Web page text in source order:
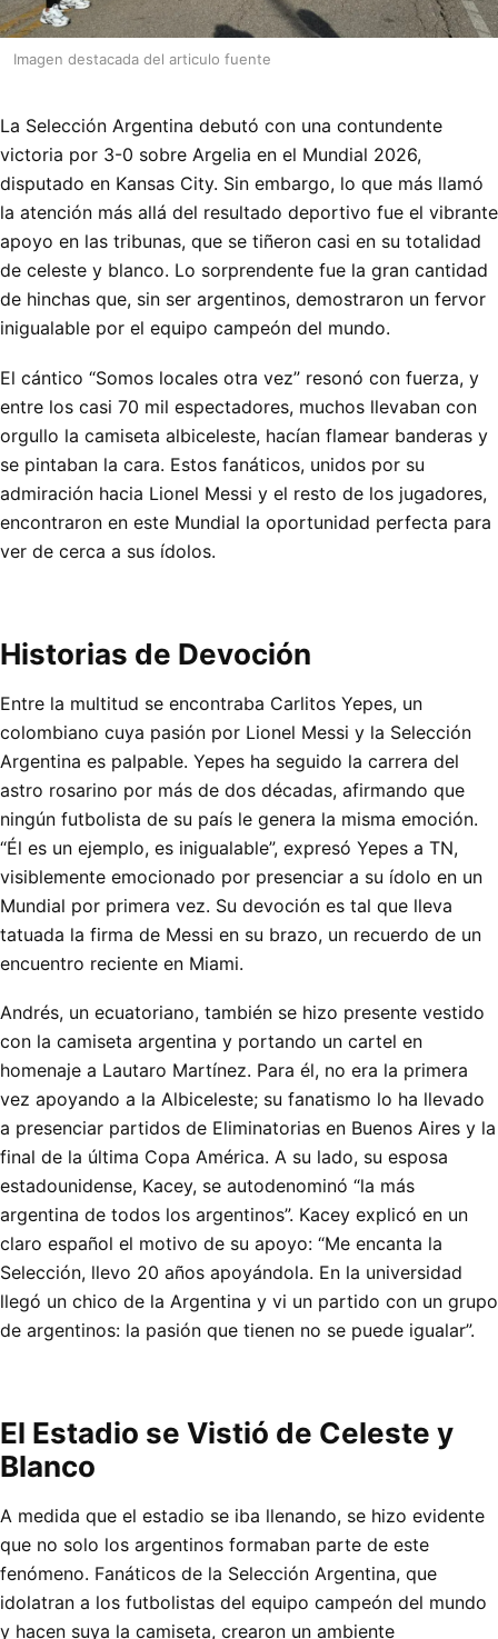
Imagen destacada del articulo fuente
La Selección Argentina debutó con una contundente
victoria por 3-0 sobre Argelia en el Mundial 2026,
disputado en Kansas City. Sin embargo, lo que más llamó
la atención más allá del resultado deportivo fue el vibrante
apoyo en las tribunas, que se tiñeron casi en su totalidad
de celeste y blanco. Lo sorprendente fue la gran cantidad
de hinchas que, sin ser argentinos, demostraron un fervor
inigualable por el equipo campeón del mundo.
El cántico “Somos locales otra vez” resonó con fuerza, y
entre los casi 70 mil espectadores, muchos llevaban con
orgullo la camiseta albiceleste, hacían flamear banderas y
se pintaban la cara. Estos fanáticos, unidos por su
admiración hacia Lionel Messi y el resto de los jugadores,
encontraron en este Mundial la oportunidad perfecta para
ver de cerca a sus ídolos.
Historias de Devoción
Entre la multitud se encontraba Carlitos Yepes, un
colombiano cuya pasión por Lionel Messi y la Selección
Argentina es palpable. Yepes ha seguido la carrera del
astro rosarino por más de dos décadas, afirmando que
ningún futbolista de su país le genera la misma emoción.
“Él es un ejemplo, es inigualable”, expresó Yepes a TN,
visiblemente emocionado por presenciar a su ídolo en un
Mundial por primera vez. Su devoción es tal que lleva
tatuada la firma de Messi en su brazo, un recuerdo de un
encuentro reciente en Miami.
Andrés, un ecuatoriano, también se hizo presente vestido
con la camiseta argentina y portando un cartel en
homenaje a Lautaro Martínez. Para él, no era la primera
vez apoyando a la Albiceleste; su fanatismo lo ha llevado
a presenciar partidos de Eliminatorias en Buenos Aires y la
final de la última Copa América. A su lado, su esposa
estadounidense, Kacey, se autodenominó “la más
argentina de todos los argentinos”. Kacey explicó en un
claro español el motivo de su apoyo: “Me encanta la
Selección, llevo 20 años apoyándola. En la universidad
llegó un chico de la Argentina y vi un partido con un grupo
de argentinos: la pasión que tienen no se puede igualar”.
El Estadio se Vistió de Celeste y
Blanco
A medida que el estadio se iba llenando, se hizo evidente
que no solo los argentinos formaban parte de este
fenómeno. Fanáticos de la Selección Argentina, que
idolatran a los futbolistas del equipo campeón del mundo
y hacen suya la camiseta, crearon un ambiente